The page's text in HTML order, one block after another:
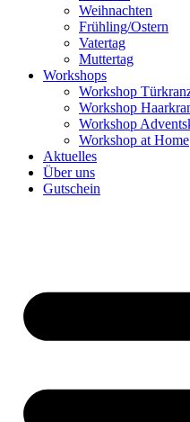
Weihnachten
Frühling/Ostern
Vatertag
Muttertag
Workshops
Workshop
Workshop
Workshop
Workshop at Home
Aktuelles
Über uns
Gutschein